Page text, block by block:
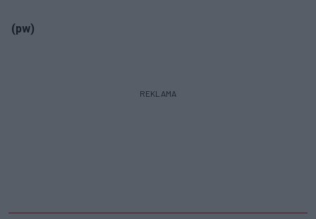
(pw)
REKLAMA